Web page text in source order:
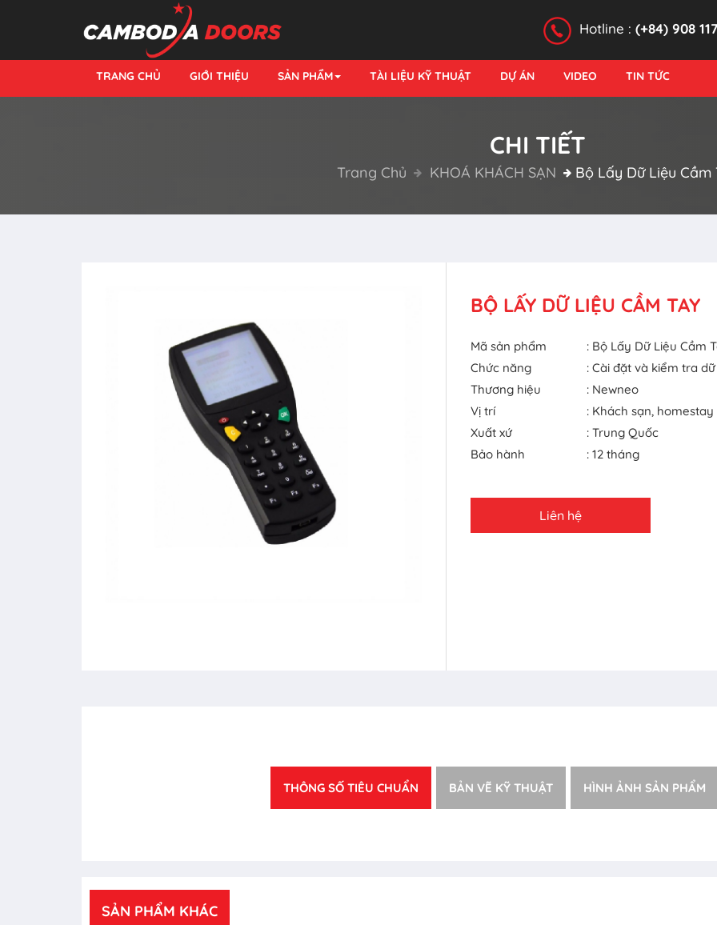
Hotline : (+84) 908
TRANG CHỦ GIỚI THIỆU SẢN PHẨM TÀI LIỆU KỸ THUẬT DỰ ÁN VIDEO TIN TỨC
CHI TIẾT
Trang Chủ KHOÁ KHÁCH SẠN Bộ Lấy Dữ Liệu Cầm
BỘ LẤY DỮ LIỆU CẦM TAY
Mã sản phẩm
: Bộ Lấy Dữ Liệu Cầm
Chức năng
: Cài đặt và kiểm tra
Thương hiệu
: Newneo
Vị trí
: Khách sạn, homestay
Xuất xứ
: Trung Quốc
Bảo hành
: 12 tháng
Liên hệ
THÔNG SỐ TIÊU CHUẨN BẢN VẼ KỸ THUẬT HÌNH ẢNH SẢN PHẨM
SẢN PHẨM KHÁC